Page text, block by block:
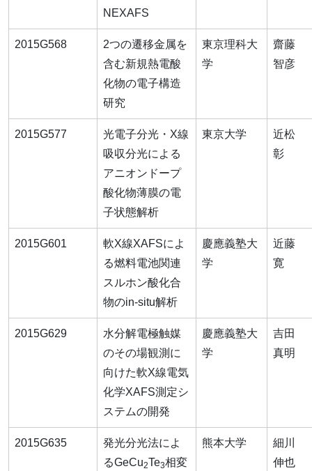
NEXAFS
2015G568
2つの遷移金属を
含む新規熱電酸
化物の電子構造
研究
東京理科大
学
齋藤
智彦
2015G577
光電子分光・X線
吸収分光による
アニオンドープ
酸化物薄膜の電
子状態解析
東京大学
近松
彰
2015G601
軟X線XAFSによ
る燃料電池関連
スルホン酸化合
物のin-situ解析
慶應義塾大
学
近藤
寛
2015G629
水分解電極触媒
のその場観測に
向けた軟X線電気
化学XAFS測定シ
ステムの開発
慶應義塾大
学
吉田
真明
2015G635
発光分光法によ
るGeCu2Te3相変
熊本大学
細川
伸也